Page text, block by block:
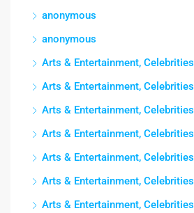
anonymous
anonymous
Arts & Entertainment, Celebrities
Arts & Entertainment, Celebrities
Arts & Entertainment, Celebrities
Arts & Entertainment, Celebrities
Arts & Entertainment, Celebrities
Arts & Entertainment, Celebrities
Arts & Entertainment, Celebrities